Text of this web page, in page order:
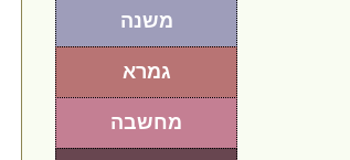
משנה
גמרא
מחשבה